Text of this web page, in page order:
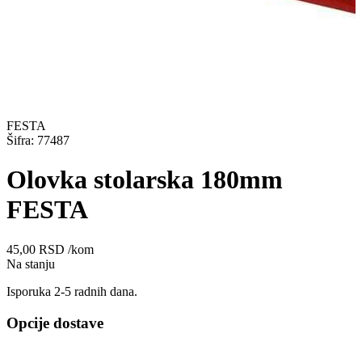
FESTA
Šifra: 77487
Olovka stolarska 180mm
FESTA
45,00 RSD /kom
Na stanju
Isporuka 2-5 radnih dana.
Opcije dostave